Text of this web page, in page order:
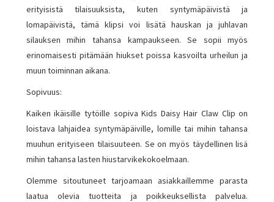
erityisistä tilaisuuksista, kuten syntymäpäivistä ja
lomapäivistä, tämä klipsi voi lisätä hauskan ja juhlavan
silauksen mihin tahansa kampaukseen. Se sopii myös
erinomaisesti pitämään hiukset poissa kasvoilta urheilun ja
muun toiminnan aikana.
Sopivuus:
Kaiken ikäisille tytöille sopiva Kids Daisy Hair Claw Clip on
loistava lahjaidea syntymäpäiville, lomille tai mihin tahansa
muuhun erityiseen tilaisuuteen. Se on myös täydellinen lisä
mihin tahansa lasten hiustarvikekokoelmaan.
Olemme sitoutuneet tarjoamaan asiakkaillemme parasta
laatua olevia tuotteita ja poikkeuksellista palvelua.